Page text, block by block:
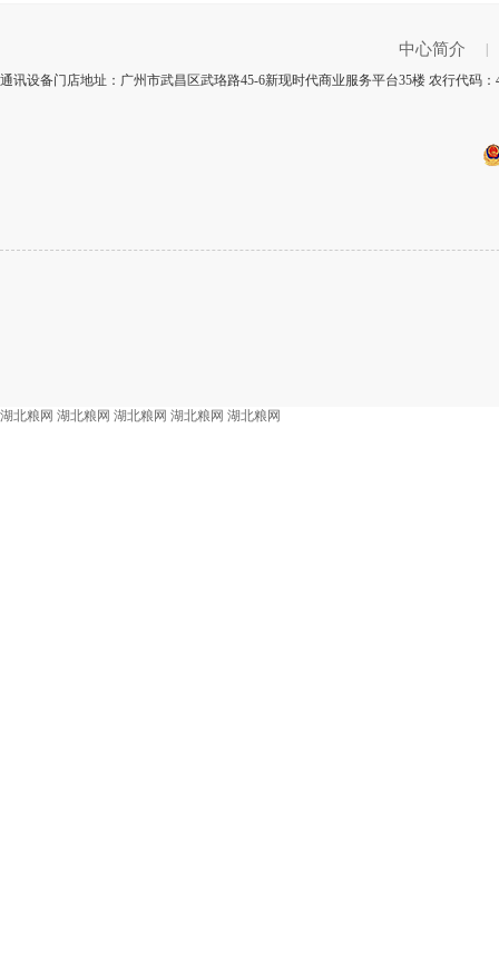
中心简介
通讯设备门店地址：广州市武昌区武珞路45-6新现时代商业服务平台35楼 农行代码
湖北粮网 湖北粮网 湖北粮网 湖北粮网 湖北粮网